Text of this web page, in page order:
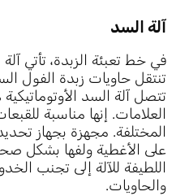
آلة السد
في خط تعبئة الزبدة، تأتي
تنتقل حاويات زبدة الفول
تتصل آلة السد
العلامات. إنها مناسبة
المختلفة. مجهزة بجهاز
على الأغطية ولفها بشكل
اللطيفة للآلة إلى تجنب
والحاويات.